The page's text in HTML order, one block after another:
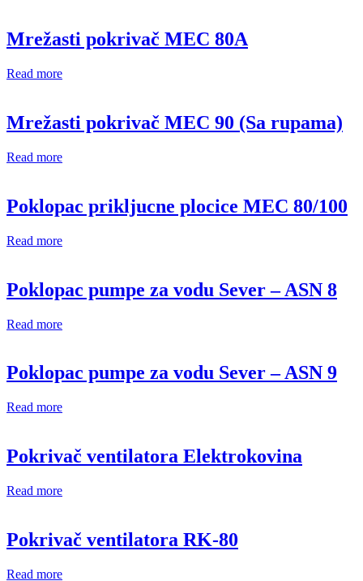
Mrežasti pokrivač MEC 80A
Read more
Mrežasti pokrivač MEC 90 (Sa rupama)
Read more
Poklopac prikljucne plocice MEC 80/100
Read more
Poklopac pumpe za vodu Sever – ASN 8
Read more
Poklopac pumpe za vodu Sever – ASN 9
Read more
Pokrivač ventilatora Elektrokovina
Read more
Pokrivač ventilatora RK-80
Read more